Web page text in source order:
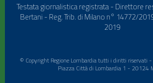
Testata giornalistica registrata - Direttore
Bertani - Reg. Trib. di Milano n° 14772/
2019
© Copyright Regione Lombardia tutti i diritti riservati
Piazza Città di Lombardia 1 - 20124